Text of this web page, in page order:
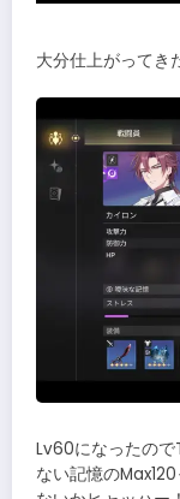
大分仕上がってき
Lv60になったの
ない記憶の